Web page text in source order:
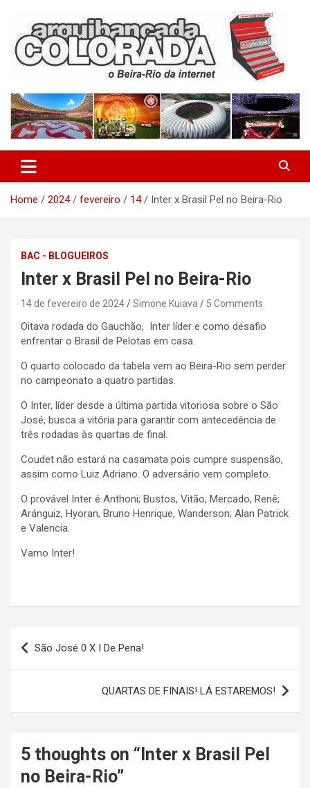
content
Arquibancada Colorada
Home 2024 fevereiro 14 Inter x Brasil Pel no Beira-Rio
BAC - BLOGUEIROS
Inter x Brasil Pel no Beira-Rio
14 de fevereiro de 2024 Simone Kuiava 5 Comments
Oitava rodada do Gauchão, Inter líder e como desafio
enfrentar o Brasil de Pelotas em casa.
O quarto colocado da tabela vem ao Beira-Rio sem perder
no campeonato a quatro partidas.
O Inter, líder desde a última partida vitoriosa sobre o São
José, busca a vitória para garantir com antecedência de
três rodadas às quartas de final.
Coudet não estará na casamata pois cumpre suspensão,
assim como Luiz Adriano. O adversário vem completo.
O provável Inter é Anthoni; Bustos, Vitão, Mercado, Renê;
Aránguiz, Hyoran, Bruno Henrique, Wanderson; Alan Patrick
e Valencia.
Vamo Inter!
Navegação
de
São José 0 X I De Pena!
QUARTAS DE FINAIS! LÁ ESTAREMOS!
5 thoughts on “ Inter x Brasil Pel
no Beira-Rio”